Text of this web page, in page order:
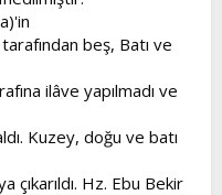
beş, Batı ve
ilâve yapılmadı ve
Kuzey, doğu ve batı
çıkarıldı. Hz. Ebu Bekir